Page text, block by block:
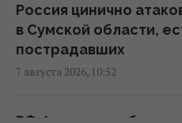
12:04 пятница, 07 августа 2026
Угроза для Украины:
составили карту со
11:16 пятница, 07 августа 2026
Россия цинично
в Сумской области,
пострадавших
7 августа 2026, 10:52